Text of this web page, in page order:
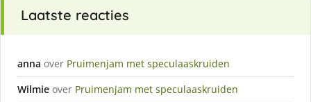
Laatste reacties
anna over Pruimenjam met speculaaskruiden
Wilmie over Pruimenjam met speculaaskruiden